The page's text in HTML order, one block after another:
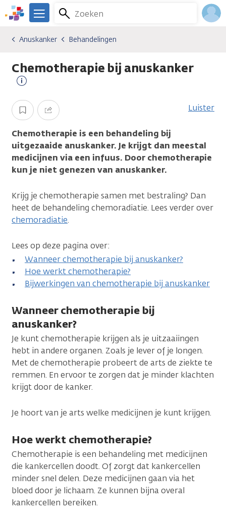
Overslaan
en
gaan
We
er
je.
Kanker.nl
Zoeken
Menu
Kankersoorten
Anuskanker
Behandelingen
Anuskanker Behandelingen
Chemotherapie bij anuskanker
informatie
Opslaan Delen Luister
Chemotherapie is een behandeling bij
uitgezaaide anuskanker. Je krijgt dan meestal
medicijnen via een infuus. Door chemotherapie
kun je niet genezen van anuskanker.
Krijg je chemotherapie samen met bestraling? Dan
heet de behandeling chemoradiatie. Lees verder over
chemoradiatie.
Lees op deze pagina over:
Wanneer chemotherapie bij anuskanker?
Hoe werkt chemotherapie?
Bijwerkingen van chemotherapie bij anuskanker
Wanneer chemotherapie bij
anuskanker?
Je kunt chemotherapie krijgen als je uitzaaiingen
hebt in andere organen. Zoals je lever of je longen.
Met de chemotherapie probeert de arts de ziekte te
remmen. En ervoor te zorgen dat je minder klachten
krijgt door de kanker.
Je hoort van je arts welke medicijnen je kunt krijgen.
Hoe werkt chemotherapie?
Chemotherapie is een behandeling met medicijnen
die kankercellen doodt. Of zorgt dat kankercellen
minder snel delen. Deze medicijnen gaan via het
bloed door je lichaam. Ze kunnen bijna overal
kankercellen bereiken.